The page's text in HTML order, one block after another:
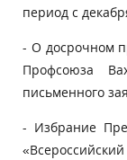
период с
- О досрочном
Профсоюза
письменного
- Избрание